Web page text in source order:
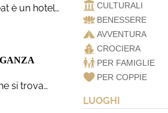
è un hotel…
si trova…
CULTURALI
BENESSERE
AVVENTURA
CROCIERA
PER FAMIGLIE
PER COPPIE
LUOGHI